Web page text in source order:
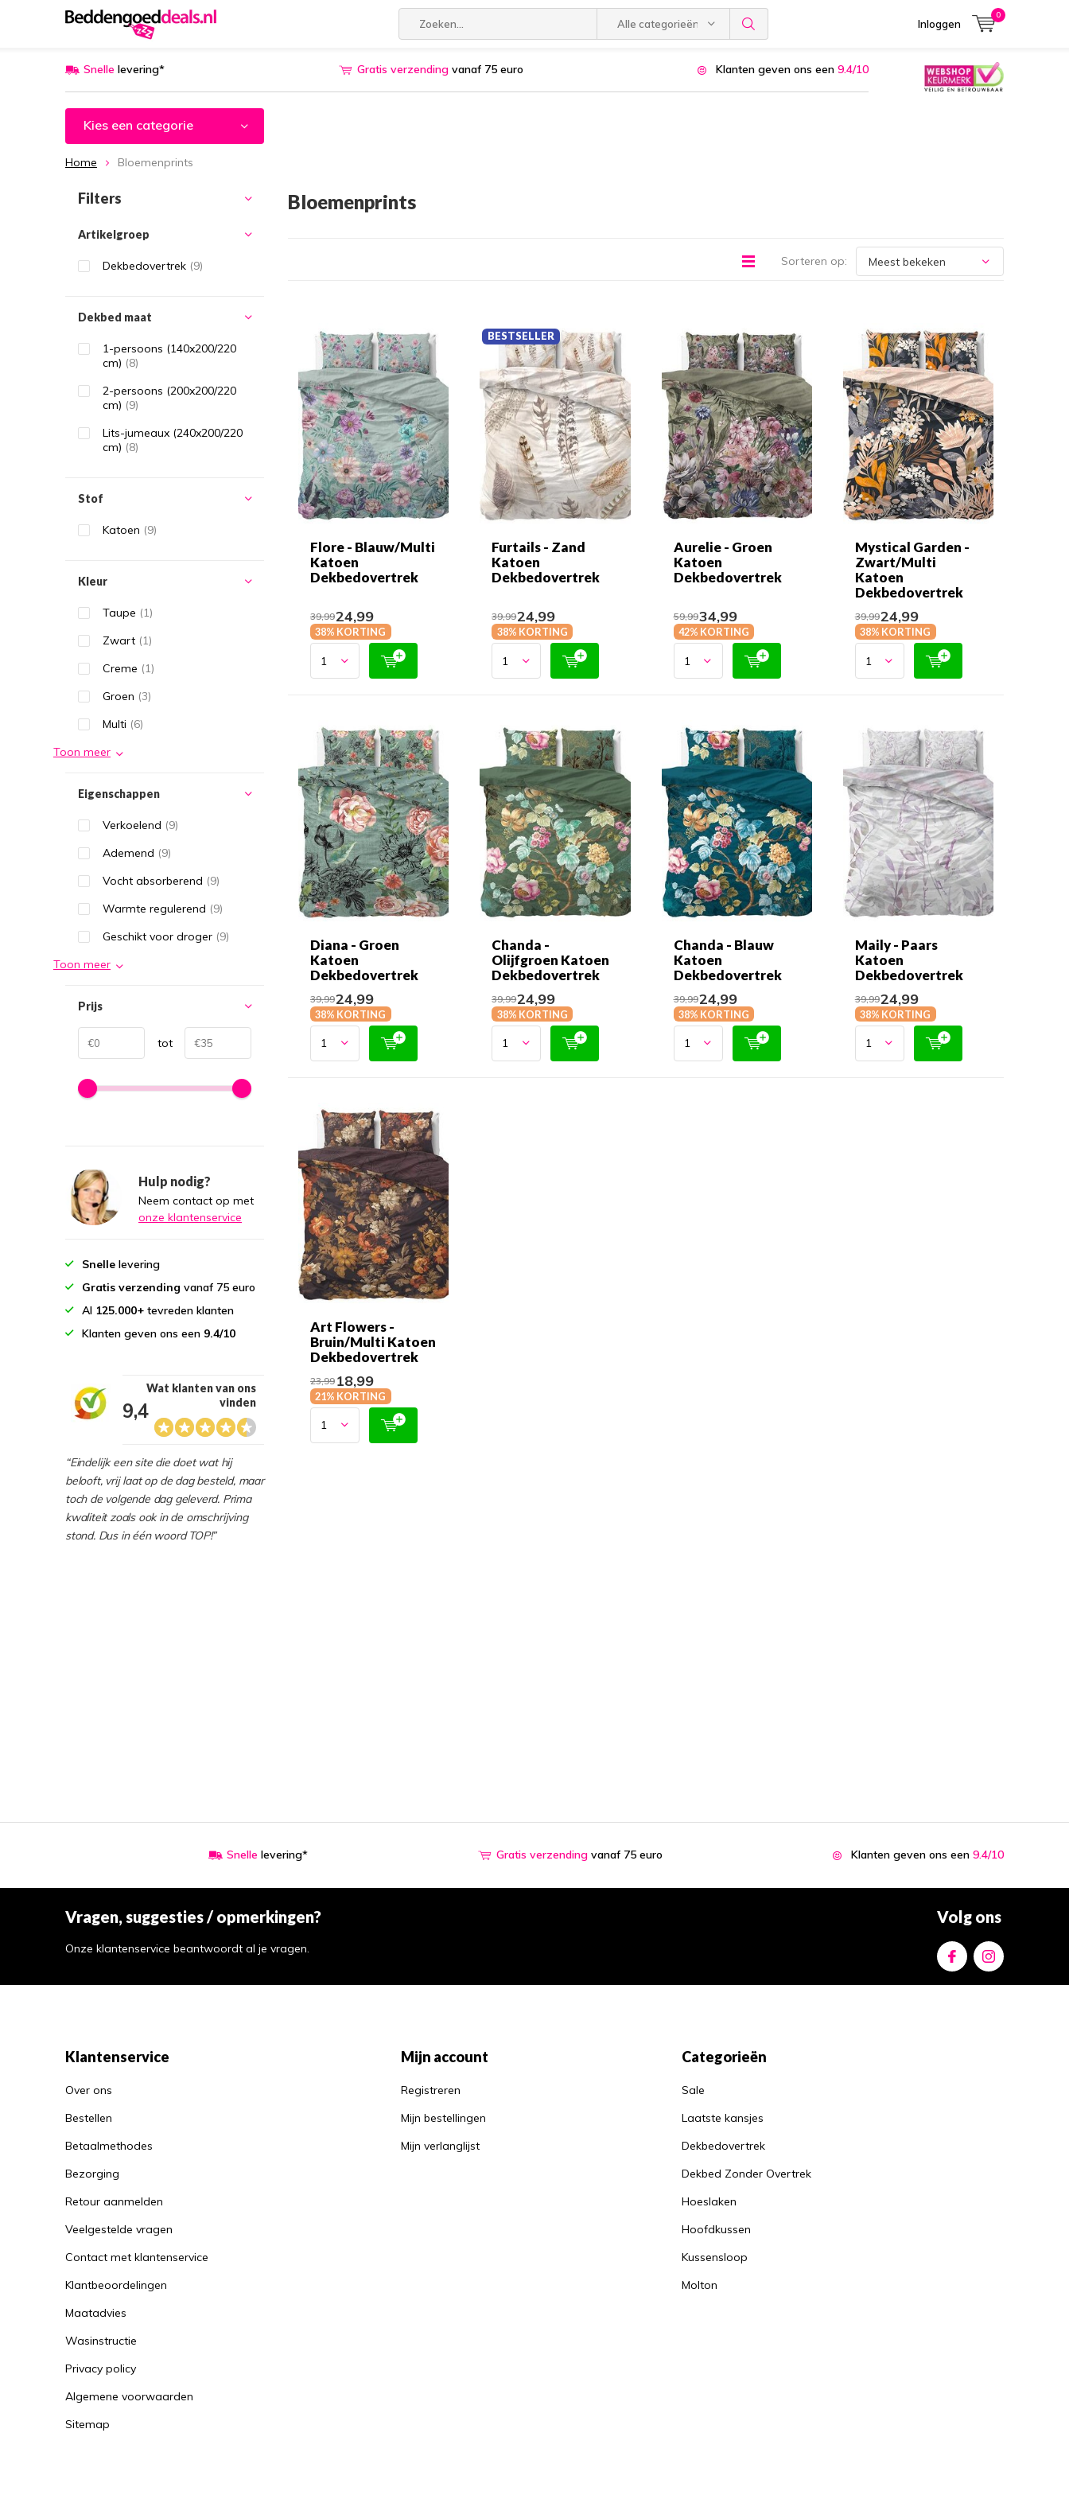
Alle categorieën Inloggen
0
Snelle levering* Gratis verzending vanaf 75 euro Klanten geven ons een 9.4/10
Kies een categorie
Home Bloemenprints
Bloemenprints
Sorteren op:
Flore - Blauw/Multi
Katoen
Dekbedovertrek
39,9924,99
38% KORTING
Furtails - Zand
Katoen
Dekbedovertrek
BESTSELLER
39,9924,99
38% KORTING
Aurelie - Groen
Katoen
Dekbedovertrek
59,9934,99
42% KORTING
Mystical Garden -
Zwart/Multi
Katoen
Dekbedovertrek
39,9924,99
38% KORTING
Diana - Groen
Katoen
Dekbedovertrek
39,9924,99
38% KORTING
Chanda -
Olijfgroen Katoen
Dekbedovertrek
39,9924,99
38% KORTING
Chanda - Blauw
Katoen
Dekbedovertrek
39,9924,99
38% KORTING
Maily - Paars
Katoen
Dekbedovertrek
39,9924,99
38% KORTING
Art Flowers -
Bruin/Multi Katoen
Dekbedovertrek
23,9918,99
21% KORTING
Filters
Artikelgroep
Dekbedovertrek (9)
Dekbed maat
1-persoons (140x200/220
cm) (8)
2-persoons (200x200/220
cm) (9)
Lits-jumeaux (240x200/220
cm) (8)
Stof
Katoen (9)
Kleur
Taupe (1)
Zwart (1)
Creme (1)
Groen (3)
Multi (6)
Toon meer
Eigenschappen
Verkoelend (9)
Ademend (9)
Vocht absorberend (9)
Warmte regulerend (9)
Geschikt voor droger (9)
Toon meer
Prijs
tot
Hulp nodig?
Neem contact op met
onze klantenservice
Snelle levering
Gratis verzending vanaf 75 euro
Al 125.000+ tevreden klanten
Klanten geven ons een 9.4/10
9,4
Wat klanten van ons
vinden
“Eindelijk een site die doet wat hij
belooft, vrij laat op de dag besteld, maar
toch de volgende dag geleverd. Prima
kwaliteit zoals ook in de omschrijving
stond. Dus in één woord TOP!”
Snelle levering* Gratis verzending vanaf 75 euro Klanten geven ons een 9.4/10
Vragen, suggesties / opmerkingen?
Onze klantenservice beantwoordt al je vragen.
Volg ons
Klantenservice
Over ons
Bestellen
Betaalmethodes
Bezorging
Retour aanmelden
Veelgestelde vragen
Contact met klantenservice
Klantbeoordelingen
Maatadvies
Wasinstructie
Privacy policy
Algemene voorwaarden
Sitemap
Mijn account
Registreren
Mijn bestellingen
Mijn verlanglijst
Categorieën
Sale
Laatste kansjes
Dekbedovertrek
Dekbed Zonder Overtrek
Hoeslaken
Hoofdkussen
Kussensloop
Molton